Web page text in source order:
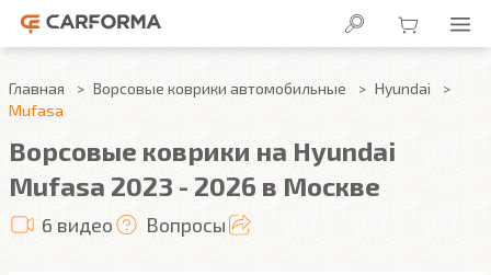
Главная Ворсовые коврики автомобильные
Hyundai
Mufasa
Ворсовые коврики на Hyundai
Mufasa 2023 - 2026 в Москве
6 видео Вопросы